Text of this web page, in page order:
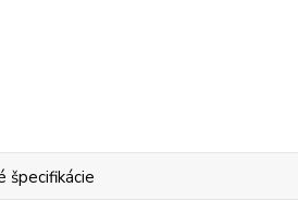
špecifikácie